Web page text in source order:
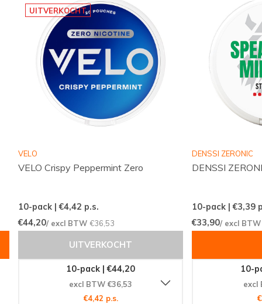
UITVERKOCHT
VELO
VELO Crispy Peppermint Zero
10-pack | €4,42 p.s.
€44,20/ excl BTW€36,53
UITVERKOCHT
10-pack | €44,20
excl BTW €36,53
€4,42 p.s.
DENSSI ZERONIC
DENSSI
10-pack | €3,39
€33,90/ excl
10-
excl